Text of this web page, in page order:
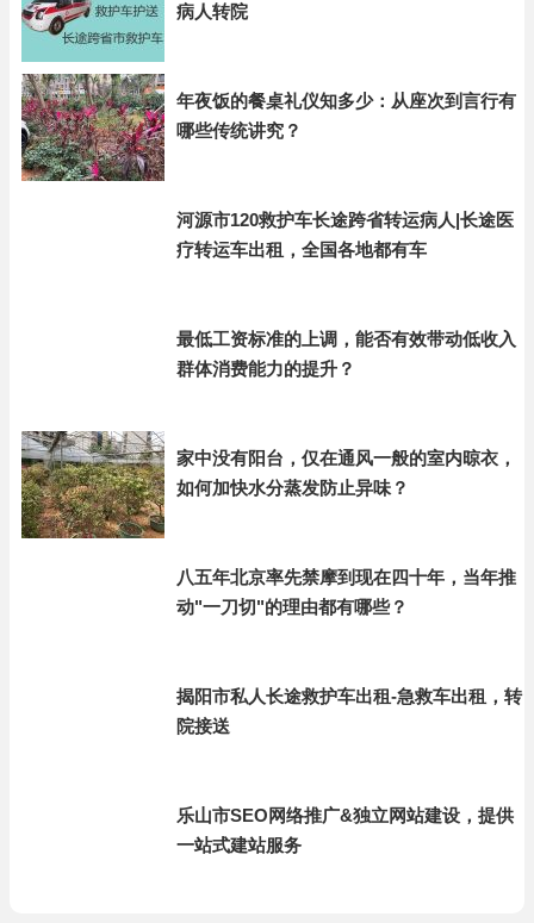
病人转院
年夜饭的餐桌礼仪知多少：从座次到言行有
哪些传统讲究？
河源市120救护车长途跨省转运病人|长途医
疗转运车出租，全国各地都有车
最低工资标准的上调，能否有效带动低收入
群体消费能力的提升？
家中没有阳台，仅在通风一般的室内晾衣，
如何加快水分蒸发防止异味？
八五年北京率先禁摩到现在四十年，当年推
动"一刀切"的理由都有哪些？
揭阳市私人长途救护车出租-急救车出租，转
院接送
乐山市SEO网络推广&独立网站建设，提供
一站式建站服务